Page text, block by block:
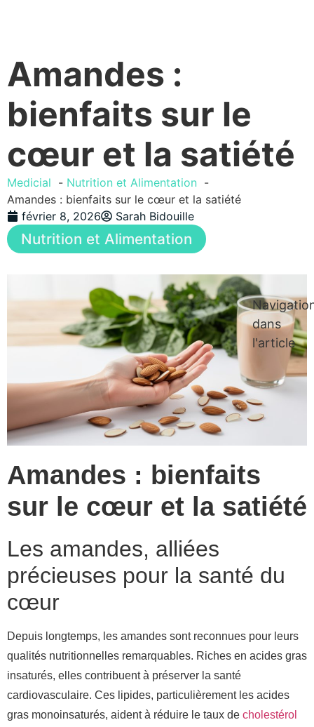
Amandes :
bienfaits sur le
cœur et la satiété
Medicial
Nutrition et Alimentation
Amandes : bienfaits sur le cœur et la satiété
février 8, 2026
Sarah Bidouille
Nutrition et Alimentation
Amandes : bienfaits
sur le cœur et la satiété
Les amandes, alliées
précieuses pour la santé du
cœur
Depuis longtemps, les amandes sont reconnues pour leurs
qualités nutritionnelles remarquables. Riches en acides gras
insaturés, elles contribuent à préserver la santé
cardiovasculaire. Ces lipides, particulièrement les acides
gras monoinsaturés, aident à réduire le taux de cholestérol
dans
l'article